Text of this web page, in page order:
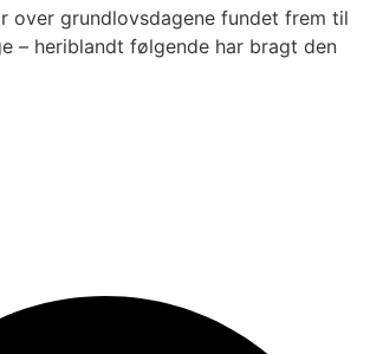
over grundlovsdagene fundet frem til
– heriblandt følgende har bragt den